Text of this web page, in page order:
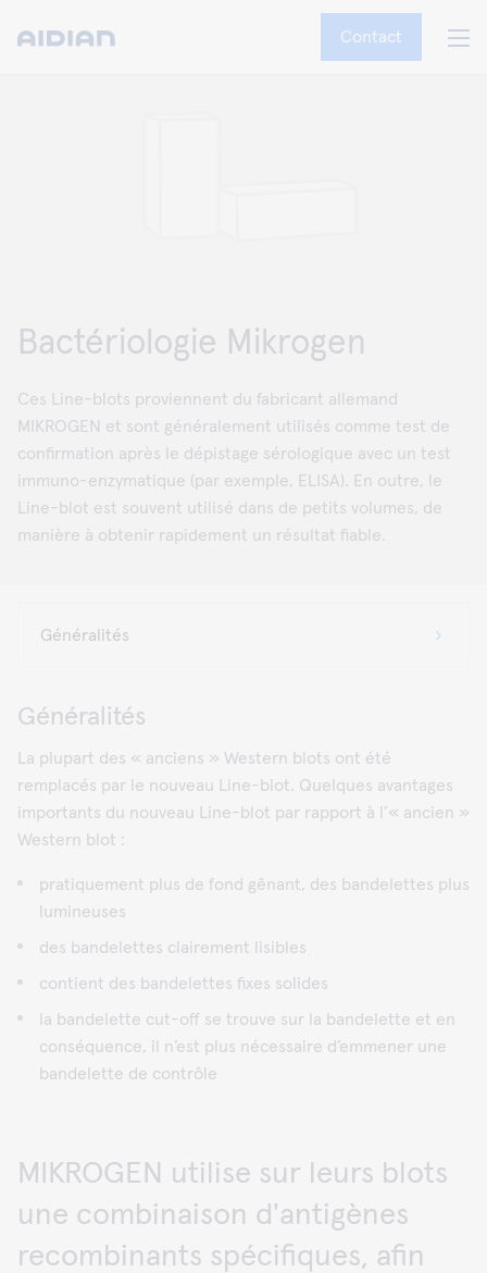
Contact
Bactériologie Mikrogen
Ces Line-blots proviennent du fabricant allemand
MIKROGEN et sont généralement utilisés comme test de
confirmation après le dépistage sérologique avec un test
immuno-enzymatique (par exemple, ELISA). En outre, le
Line-blot est souvent utilisé dans de petits volumes, de
manière à obtenir rapidement un résultat fiable.
Généralités
La plupart des « anciens » Western blots ont été
remplacés par le nouveau Line-blot. Quelques avantages
importants du nouveau Line-blot par rapport à l’« ancien »
Western blot :
pratiquement plus de fond gênant, des bandelettes plus
lumineuses
des bandelettes clairement lisibles
contient des bandelettes fixes solides
la bandelette cut-off se trouve sur la bandelette et en
conséquence, il n’est plus nécessaire d’emmener une
bandelette de contrôle
MIKROGEN utilise sur leurs blots
une combinaison d'antigènes
recombinants spécifiques, afin